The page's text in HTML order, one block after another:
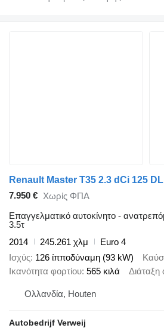
Renault Master T35 2.3 dCi 125
7.950 € Χωρίς ΦΠΑ
Επαγγελματικό αυτοκίνητο -
3.5τ
2014
245.261 χλμ
Euro 4
Ισχύς 126 ίπποδύναμη (93 kW)
Ικανότητα φορτίου 565 κιλά
Ολλανδία, Houten
Autobedrijf Verweij